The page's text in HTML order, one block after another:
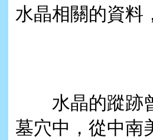
水晶相關的資料
水晶的蹤跡曾
墓穴中，從中南